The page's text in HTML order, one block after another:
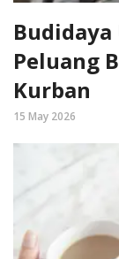
Peluang
Kurban
15 May 2026